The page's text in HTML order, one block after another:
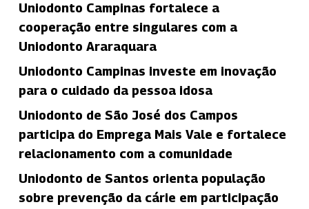
Uniodonto Campinas fortalece a
cooperação entre singulares com a
Uniodonto Araraquara
Uniodonto Campinas investe em inovação
para o cuidado da pessoa idosa
Uniodonto de São José dos Campos
participa do Emprega Mais Vale e fortalece
relacionamento com a comunidade
Uniodonto de Santos orienta população
sobre prevenção da cárie em participação